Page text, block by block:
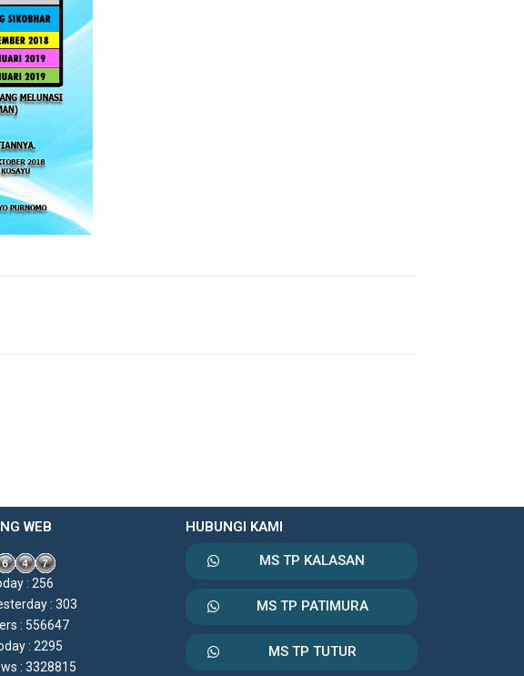
WEB
: 256
: 303
: 556647
: 2295
: 3328815
HUBUNGI KAMI
MS TP KALASAN
MS TP PATIMURA
MS TP TUTUR